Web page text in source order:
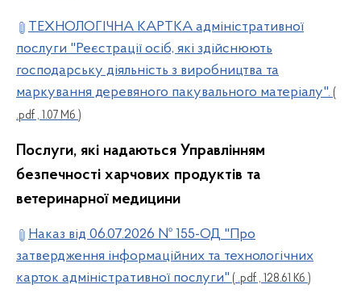
ТЕХНОЛОГІЧНА КАРТКА адміністративної
послуги "Реєстрації осіб, які здійснюють
господарську діяльність з виробництва та
маркування деревяного пакувального матеріалу". (
.pdf , 1.07 Мб )
Послуги, які надаються Управлінням
безпечності харчових продуктів та
ветеринарної медицини
Наказ від 06.07.2026 № 155-ОД "Про
затвердження інформаційних та технологічних
карток адміністративної послуги" ( .pdf , 128.61 Кб )